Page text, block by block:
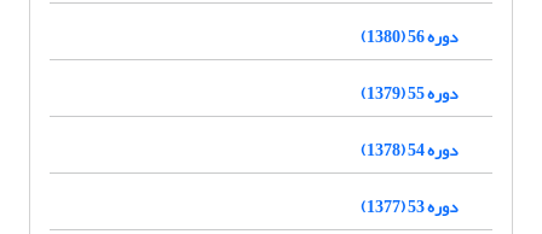
دوره 56 (1380)
دوره 55 (1379)
دوره 54 (1378)
دوره 53 (1377)